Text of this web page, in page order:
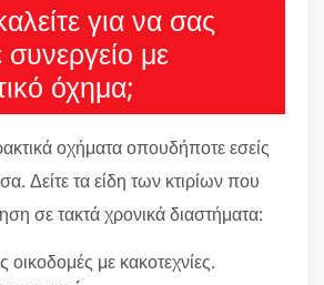
για να σας
συνεργείο με
όχημα;
οχήματα οπουδήποτε εσείς
Δείτε τα είδη των κτιρίων που
σε τακτά χρονικά διαστήματα:
οικοδομές με κακοτεχνίες.